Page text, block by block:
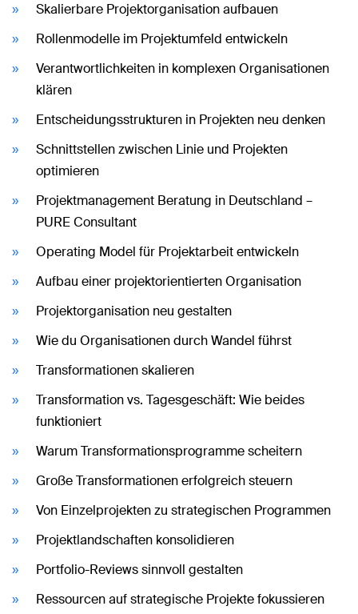
Skalierbare Projektorganisation aufbauen
Rollenmodelle im Projektumfeld entwickeln
Verantwortlichkeiten in komplexen Organisationen
klären
Entscheidungsstrukturen in Projekten neu denken
Schnittstellen zwischen Linie und Projekten
optimieren
Projektmanagement Beratung in Deutschland –
PURE Consultant
Operating Model für Projektarbeit entwickeln
Aufbau einer projektorientierten Organisation
Projektorganisation neu gestalten
Wie du Organisationen durch Wandel führst
Transformationen skalieren
Transformation vs. Tagesgeschäft: Wie beides
funktioniert
Warum Transformationsprogramme scheitern
Große Transformationen erfolgreich steuern
Von Einzelprojekten zu strategischen Programmen
Projektlandschaften konsolidieren
Portfolio-Reviews sinnvoll gestalten
Ressourcen auf strategische Projekte fokussieren